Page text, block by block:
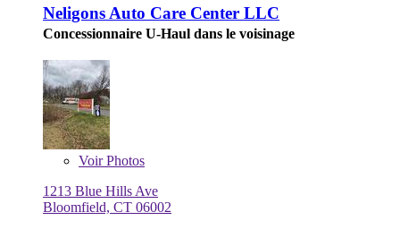
Neligons Auto Care Center LLC
Concessionnaire U-Haul dans le voisinage
VoirPhotos
1213 Blue Hills Ave
Bloomfield, CT 06002